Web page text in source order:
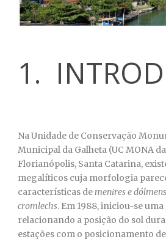
1.
Na Unidade de Conservação
Municipal da Galheta (UC MONA
Florianópolis, Santa Catarina,
megalíticos cuja morfologia
características demenires e dólmens
cromlechs. Em 1988, iniciou-se
relacionando a posição do sol
estações com o posicionamento